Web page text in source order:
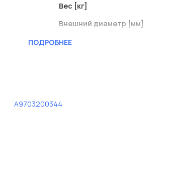
Вес [кг]
Внешний диаметр [мм]
Внутренний диаметр
ПОДРОБНЕЕ
A9703200344